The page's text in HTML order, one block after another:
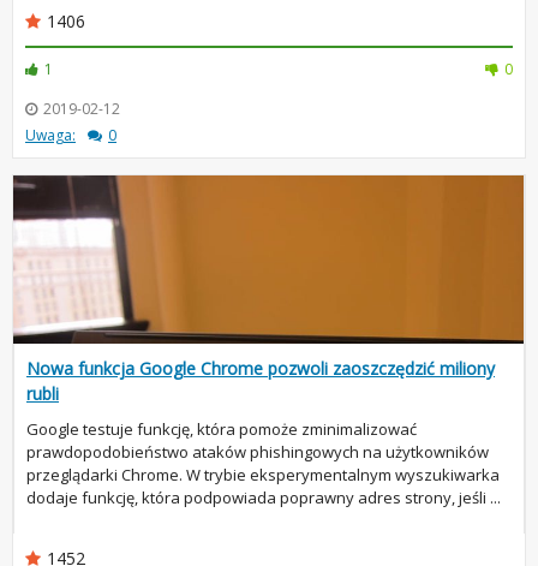
1406
1
0
2019-02-12
Uwaga:
0
Nowa funkcja Google Chrome pozwoli zaoszczędzić miliony
rubli
Google testuje funkcję, która pomoże zminimalizować
prawdopodobieństwo ataków phishingowych na użytkowników
przeglądarki Chrome. W trybie eksperymentalnym wyszukiwarka
dodaje funkcję, która podpowiada poprawny adres strony, jeśli ...
1452